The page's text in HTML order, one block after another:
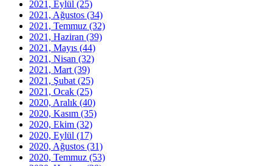
2021, Eylül (25)
2021, Ağustos (34)
2021, Temmuz (32)
2021, Haziran (39)
2021, Mayıs (44)
2021, Nisan (32)
2021, Mart (39)
2021, Şubat (25)
2021, Ocak (25)
2020, Aralık (40)
2020, Kasım (35)
2020, Ekim (32)
2020, Eylül (17)
2020, Ağustos (31)
2020, Temmuz (53)